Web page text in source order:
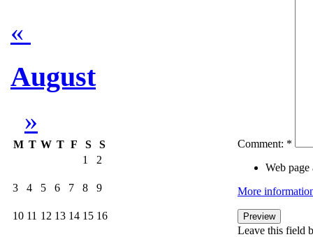
«
August
»
M T W T F S
S
1
2
3 4 5 6 7 8 9
10 11 12 13 14 15 16
Comment: *
Web page
More
Leave this field